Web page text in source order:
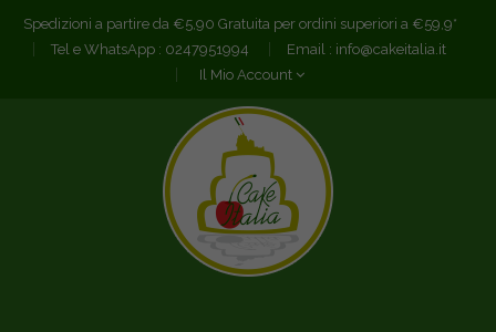
Spedizioni a partire da €5,90 Gratuita per ordini superiori a €59,9*
Tel e WhatsApp : 0247951994 Email : info@cakeitalia.it
Il Mio Account